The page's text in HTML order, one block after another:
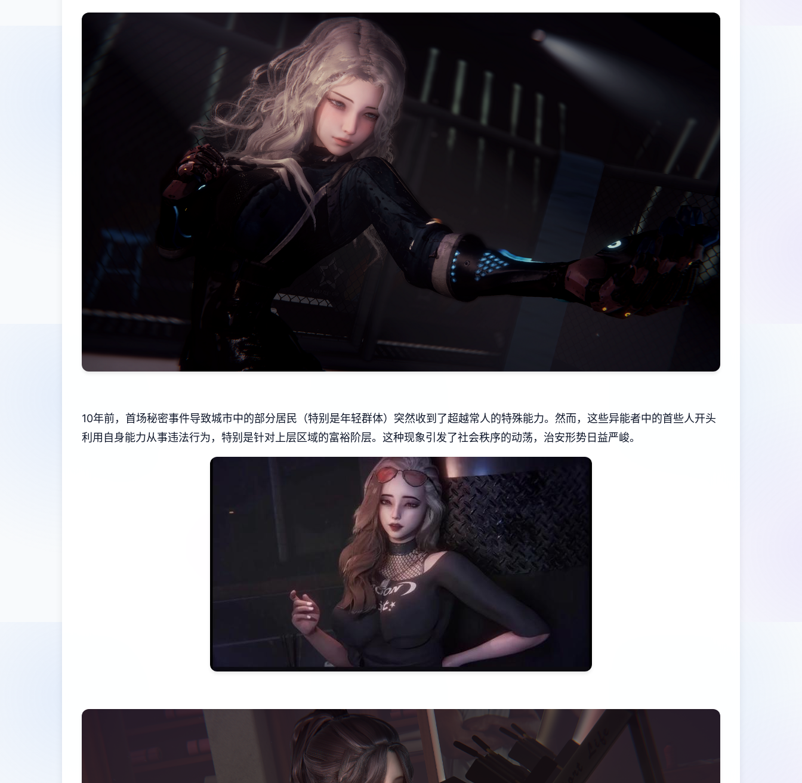
10年前，首场秘密事件导致城市中的部分居民（特别是年轻群体）突然收到了超越常人的特殊能力。然而，这些异能者中的首些人开头
利用自身能力从事违法行为，特别是针对上层区域的富裕阶层。这种现象引发了社会秩序的动荡，治安形势日益严峻。